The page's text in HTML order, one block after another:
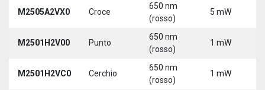
M2505A2VX0 Croce
650 nm
(rosso)
5 mW
M2501H2V00 Punto
650 nm
(rosso)
1 mW
M2501H2VC0 Cerchio
650 nm
(rosso)
1 mW